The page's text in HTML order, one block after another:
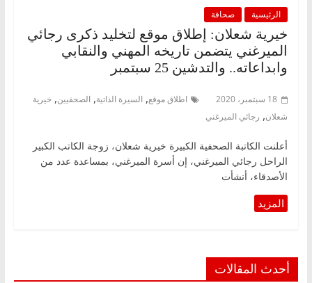
الرئيسية صحافة
خيرية شعلان: إطلاق موقع لتخليد ذكرى رجائي
الميرغني يتضمن تاريخه المهني والنقابي
وابداعاته.. والتدشين 25 سبتمبر
18 سبتمبر، 2020 اطلاق موقع, السيرة الذاتية, الصحفيين, خيرية
شعلان, رجائي الميرغني
أعلنت الكاتبة الصحفية الكبيرة خيرية شعلان، زوجة الكاتب الكبير
الراحل رجائي الميرغني، إن أسرة الميرغني، بمساعدة عدد من
الأصدقاء، أنشأت
أحدث المقالات